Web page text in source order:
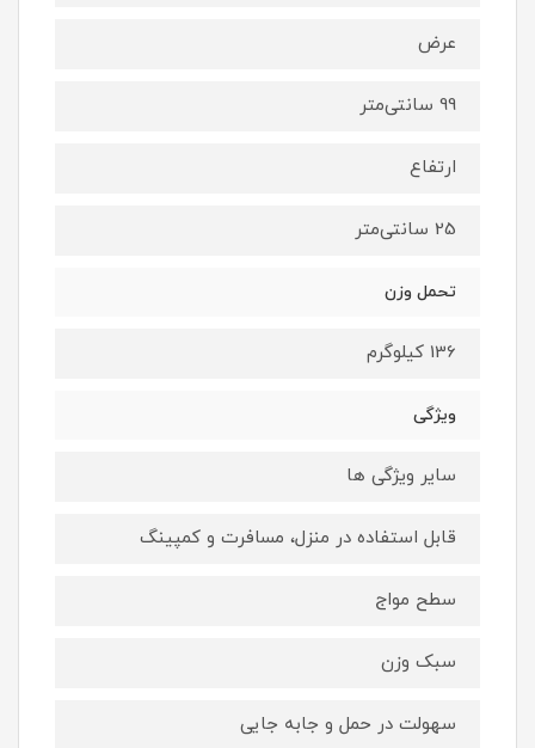
عرض
99 سانتی‌متر
ارتفاع
25 سانتی‌متر
تحمل وزن
136 کیلوگرم
ویژگی
سایر ویژگی ها
قابل استفاده در منزل، مسافرت و کمپینگ
سطح مواج
سبک وزن
سهولت در حمل و جابه جایی